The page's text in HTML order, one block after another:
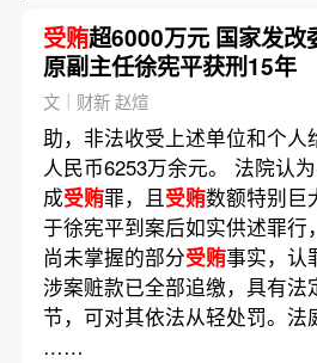
受贿超6000万元 国家发改
原副主任徐宪平获刑15年
文｜财新 赵煊
助，非法收受上述单位和个人
人民币6253万余元。 法院认
成受贿罪，且受贿数额特别巨
于徐宪平到案后如实供述罪行
尚未掌握的部分受贿事实，认
涉案赃款已全部追缴，具有法
节，可对其依法从轻处罚。法
……